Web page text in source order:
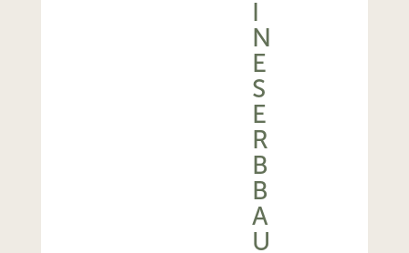
I
N
E
S
E
R
B
B
A
U